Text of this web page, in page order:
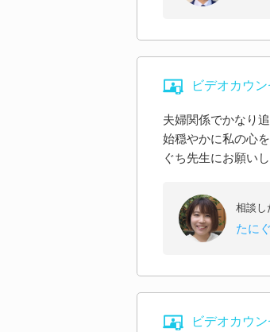
ビデオカウ
夫婦関係でかなり
始穏やかに私の心
ぐち先生にお願い
相談し
たに
ビデオカウ